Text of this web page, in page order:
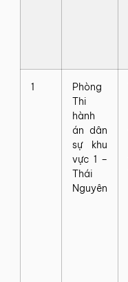
1
Phòng
Thi
hành
án dân
sự khu
vực 1 –
Thái
Nguyên